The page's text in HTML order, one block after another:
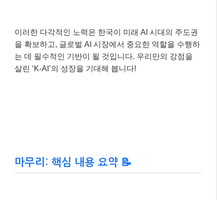
이러한 다각적인 노력은 한국이 미래 AI 시대의 주도권
을 확보하고, 글로벌 AI 시장에서 중요한 역할을 수행하
는 데 필수적인 기반이 될 것입니다. 우리만의 강점을
살린 ‘K-AI’의 성장을 기대해 봅니다!
마무리: 핵심 내용 요약 📝